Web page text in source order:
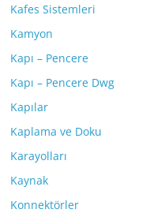
Kafes Sistemleri
Kamyon
Kapı – Pencere
Kapı – Pencere Dwg
Kapılar
Kaplama ve Doku
Karayolları
Kaynak
Konnektörler